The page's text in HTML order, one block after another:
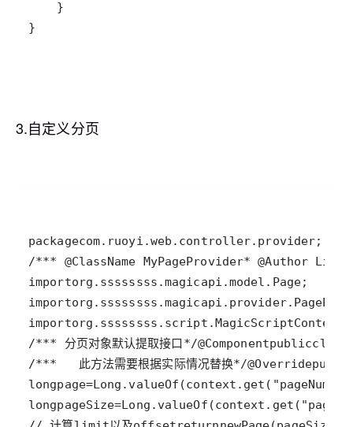
}
3.自定义分页
packagecom. ruoyi .web . controller. provider
/*** @ClassName MyPageProvider* @Author Lin
importorg . ssssssss .magicapi .model . Page
importorg . ssssssss .magicapi . provider.
importorg . ssssssss . script .MagicScriptContext
/*** 分页对象默认提取接口*/@Componentpublicclass
/***   此方法需要根据实际情况替换*/@Override
longpage=Long . valueOf (context . get ( "pageNum"
longpageSize=Long . valueOf (context . get (